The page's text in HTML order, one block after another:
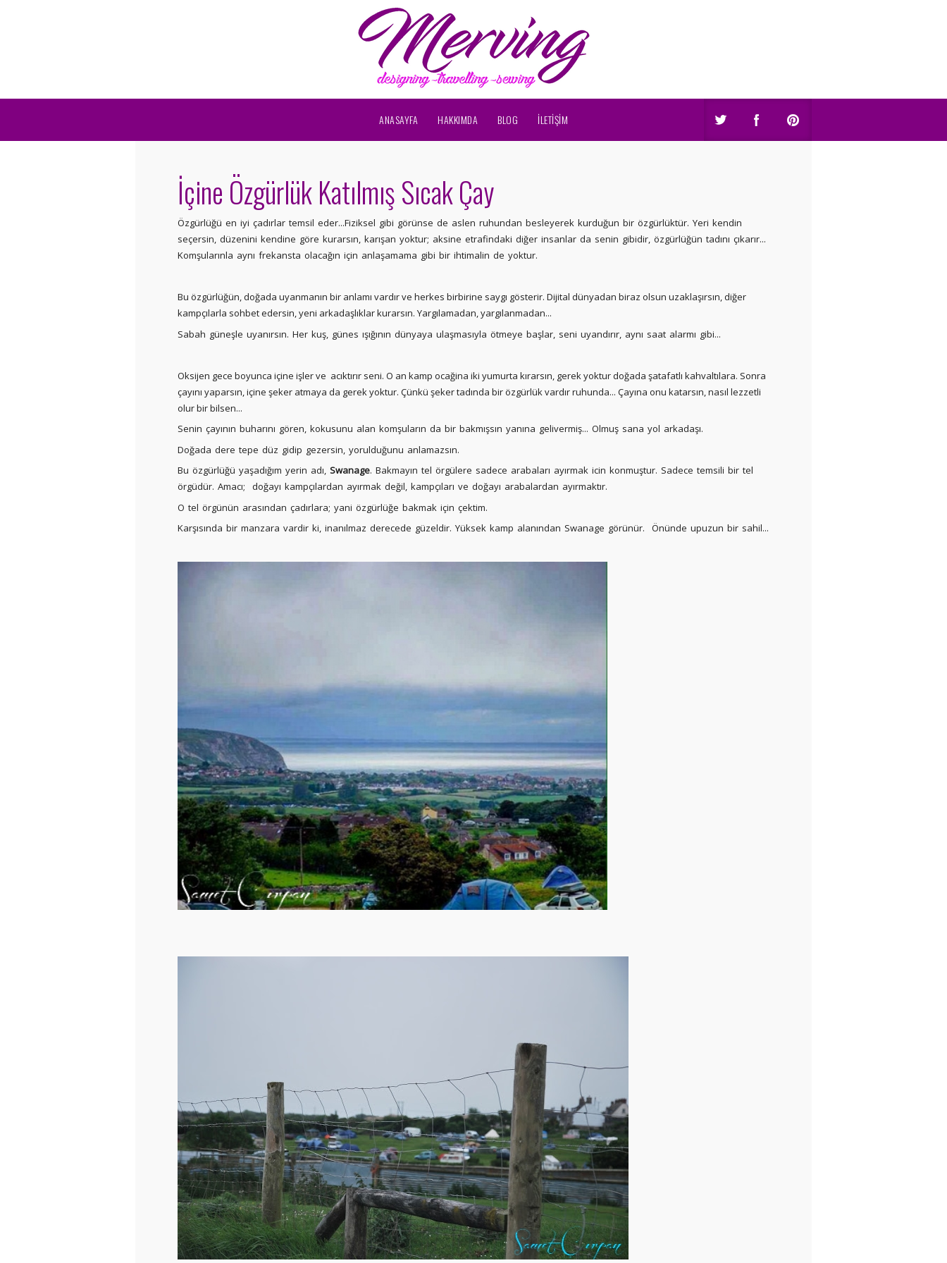
ANASAYFA HAKKIMDA BLOG İLETİŞİM
İçine Özgürlük Katılmış Sıcak Çay
Özgürlüğü en iyi çadırlar temsil eder...Fiziksel gibi görünse de aslen ruhundan besleyerek kurduğun bir özgürlüktür. Yeri kendin
seçersin, düzenini kendine göre kurarsın, karışan yoktur; aksine etrafindaki diğer insanlar da senin gibidir, özgürlüğün tadını çıkarır...
Komşularınla aynı frekansta olacağın için anlaşamama gibi bir ihtimalin de yoktur.
Bu özgürlüğün, doğada uyanmanın bir anlamı vardır ve herkes birbirine saygı gösterir. Dijital dünyadan biraz olsun uzaklaşırsın, diğer
kampçılarla sohbet edersin, yeni arkadaşlıklar kurarsın. Yargılamadan, yargılanmadan...
Sabah güneşle uyanırsın. Her kuş, günes ışığının dünyaya ulaşmasıyla ötmeye başlar, seni uyandırır, aynı saat alarmı gibi...
Oksijen gece boyunca içine işler ve acıktırır seni. O an kamp ocağina iki yumurta kırarsın, gerek yoktur doğada şatafatlı kahvaltılara. Sonra
çayını yaparsın, içine şeker atmaya da gerek yoktur. Çünkü şeker tadında bir özgürlük vardır ruhunda... Çayına onu katarsın, nasıl lezzetli
olur bir bilsen...
Senin çayının buharını gören, kokusunu alan komşuların da bir bakmışsın yanına gelivermiş... Olmuş sana yol arkadaşı.
Doğada dere tepe düz gidip gezersin, yorulduğunu anlamazsın.
Bu özgürlüğü yaşadığım yerin adı, Swanage. Bakmayın tel örgülere sadece arabaları ayırmak icin konmuştur. Sadece temsili bir tel
örgüdür. Amacı; doğayı kampçılardan ayırmak değil, kampçıları ve doğayı arabalardan ayırmaktır.
O tel örgünün arasından çadırlara; yani özgürlüğe bakmak için çektim.
Karşısında bir manzara vardir ki, inanılmaz derecede güzeldir. Yüksek kamp alanından Swanage görünür. Önünde upuzun bir sahil...